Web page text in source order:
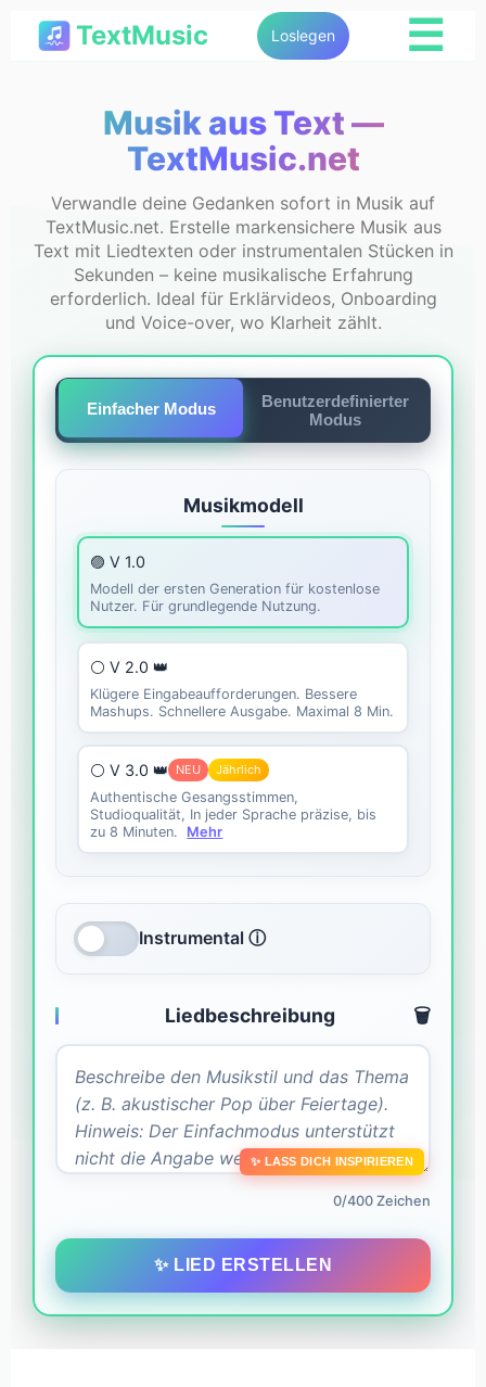
TextMusic Loslegen ☰
Musik aus Text —
TextMusic.net
Verwandle deine Gedanken sofort in Musik auf
TextMusic.net. Erstelle markensichere Musik aus
Text mit Liedtexten oder instrumentalen Stücken in
Sekunden – keine musikalische Erfahrung
erforderlich. Ideal für Erklärvideos, Onboarding
und Voice-over, wo Klarheit zählt.
Einfacher Modus
Benutzerdefinierter
Modus
Musikmodell
🟣 V 1.0
Modell der ersten Generation für kostenlose
Nutzer. Für grundlegende Nutzung.
⚪ V 2.0 👑
Klügere Eingabeaufforderungen. Bessere
Mashups. Schnellere Ausgabe. Maximal 8 Min.
⚪ V 3.0 👑 NEU Jährlich
Authentische Gesangsstimmen,
Studioqualität, In jeder Sprache präzise, bis
zu 8 Minuten.
Mehr
Instrumental ⓘ
Liedbeschreibung 🗑️
✨ LASS DICH INSPIRIEREN
0/400 Zeichen
✨ LIED ERSTELLEN